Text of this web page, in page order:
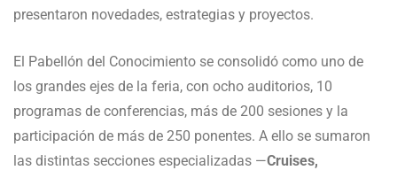
presentaron novedades, estrategias y proyectos.
El Pabellón del Conocimiento se consolidó como uno de
los grandes ejes de la feria, con ocho auditorios, 10
programas de conferencias, más de 200 sesiones y la
participación de más de 250 ponentes. A ello se sumaron
las distintas secciones especializadas —Cruises,